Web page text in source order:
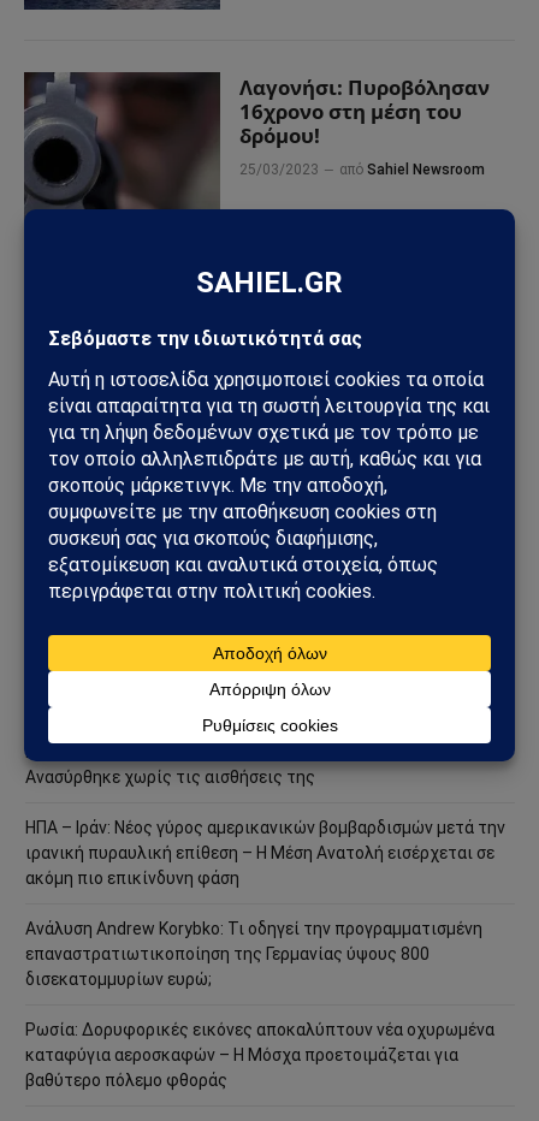
Λαγονήσι: Πυροβόλησαν
16χρονο στη μέση του
δρόμου!
25/03/2023 από Sahiel Newsroom
ΠΡΟΣΦΑΤΑ ΑΡΘΡΑ
Ηλεκτρική διασύνδεση Ελλάδας–Κύπρου: Η Meridiam παίρνει
τον έλεγχο του GSI – Η Γαλλία μπαίνει δυναμικά στο
γεωπολιτικό παιχνίδι
Σαουδική Αραβία – Υεμένη: Το Ριάντ προετοιμάζει μεγάλη
στρατιωτική επιχείρηση – Στο επίκεντρο Ερυθρά Θάλασσα και
Φωτιά στη Δυτική Αττική: Πύρινος κλοιός στα Μέγαρα –
Εκκενώσεις με 112 και μάχη με τις φλόγες
Μέγαρα: Γυναίκα παρασύρθηκε από συρμό του Προαστιακού –
Ανασύρθηκε χωρίς τις αισθήσεις της
ΗΠΑ – Ιράν: Νέος γύρος αμερικανικών βομβαρδισμών μετά την
ιρανική πυραυλική επίθεση – Η Μέση Ανατολή εισέρχεται σε
ακόμη πιο επικίνδυνη φάση
Ανάλυση Andrew Korybko: Τι οδηγεί την προγραμματισμένη
επαναστρατιωτικοποίηση της Γερμανίας ύψους 800
δισεκατομμυρίων ευρώ;
Ρωσία: Δορυφορικές εικόνες αποκαλύπτουν νέα οχυρωμένα
καταφύγια αεροσκαφών – Η Μόσχα προετοιμάζεται για
βαθύτερο πόλεμο φθοράς